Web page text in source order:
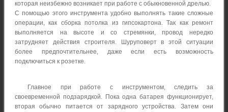
которая неизбежно возникает при работе с обыкновенной дрелью.
С помощью этого инструмента удобно выполнять такие сложные
операции, как сборка потолка из гипсокартона. Так как ремонт
выполняется на высоте и со стремянки, провод нередко
затрудняет действия строителя. Шуруповерт в этой ситуации
более предпочтительнее, даже если есть возможность
подключиться к розетке.
Главное при работе с инструментом, следить за
своевременной подзарядкой. Пока одна батарея функционирует,
вторая обычно питается от зарядного устройства. Затем они